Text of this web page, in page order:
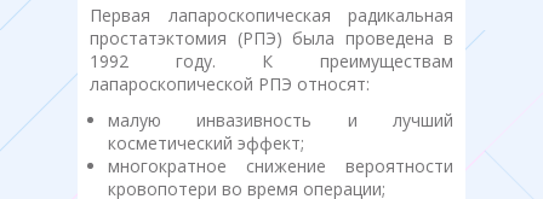
Первая лапароскопическая радикальная
простатэктомия (РПЭ) была проведена в
1992 году. К преимуществам
лапароскопической РПЭ относят:
малую инвазивность и лучший
косметический эффект;
многократное снижение вероятности
кровопотери во время операции;